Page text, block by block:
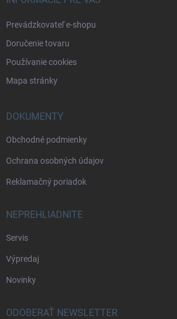
Prevádzkovateľ e-shopu
Doručenie tovaru
Používanie cookies
Mapa stránky
DOKUMENTY
Obchodné podmienky
Ochrana osobných údajov
Reklamačný poriadok
NEPREHLIADNITE
Servis
Výpredaj
Novinky
ODOBERAŤ NEWSLETTER